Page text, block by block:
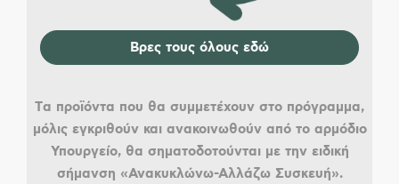
Βρες τους όλους εδώ
Tα προϊόντα που θα συμμετέχουν στο πρόγραμμα,
μόλις εγκριθούν και ανακοινωθούν από το αρμόδιο
Υπουργείο, θα σηματοδοτούνται με την ειδική
σήμανση «Ανακυκλώνω-Αλλάζω Συσκευή».